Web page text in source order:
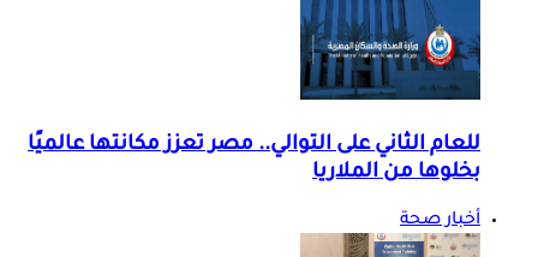
للعام الثاني على التوالي.. مصر تعزز مكانتها عالميًا
بخلوها من الملاريا
أخبار صحة